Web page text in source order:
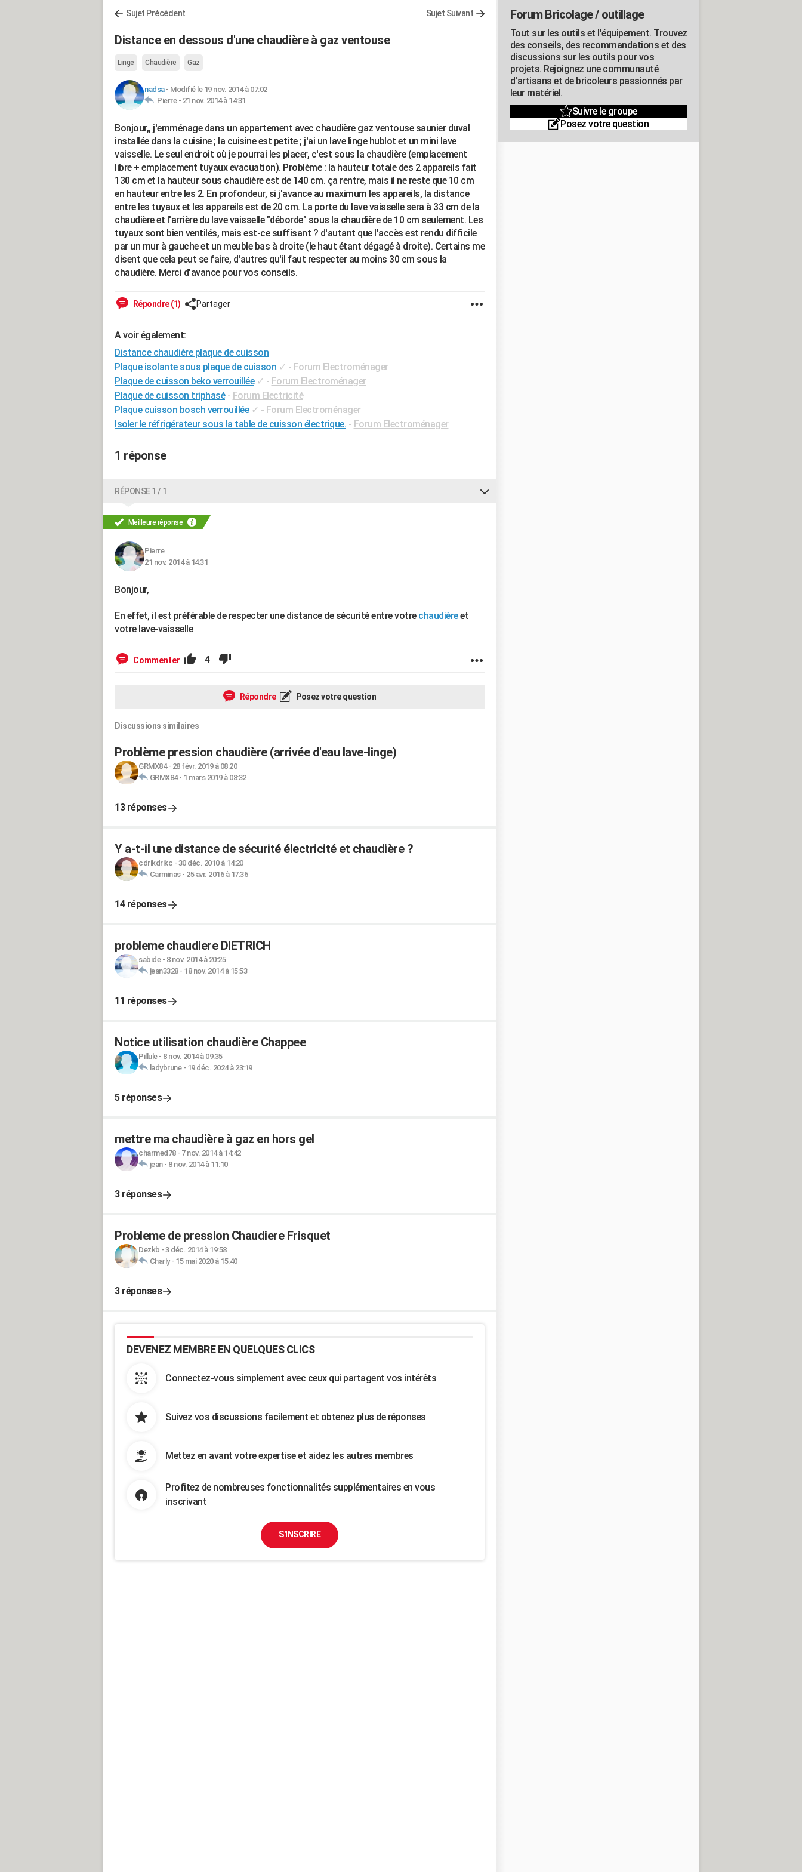
Sujet Précédent Sujet Suivant
Distance en dessous d'une chaudière à gaz ventouse
Linge Chaudière Gaz
nadsa- Modifié le 19 nov. 2014 à 07:02
Pierre - 21 nov. 2014 à 14:31
Bonjour,, j'emménage dans un appartement avec chaudière gaz ventouse saunier duval
installée dans la cuisine ; la cuisine est petite ; j'ai un lave linge hublot et un mini lave
vaisselle. Le seul endroit où je pourrai les placer, c'est sous la chaudière (emplacement
libre + emplacement tuyaux evacuation). Problème : la hauteur totale des 2 appareils fait
130 cm et la hauteur sous chaudière est de 140 cm. ça rentre, mais il ne reste que 10 cm
en hauteur entre les 2. En profondeur, si j'avance au maximum les appareils, la distance
entre les tuyaux et les appareils est de 20 cm. La porte du lave vaisselle sera à 33 cm de la
chaudière et l'arrière du lave vaisselle "déborde" sous la chaudière de 10 cm seulement. Les
tuyaux sont bien ventilés, mais est-ce suffisant ? d'autant que l'accès est rendu difficile
par un mur à gauche et un meuble bas à droite (le haut étant dégagé à droite). Certains me
disent que cela peut se faire, d'autres qu'il faut respecter au moins 30 cm sous la
chaudière. Merci d'avance pour vos conseils.
Répondre (1) Partager
A voir également:
Distance chaudière plaque de cuisson
Plaque isolante sous plaque de cuisson ✓ - Forum Electroménager
Plaque de cuisson beko verrouillée ✓ - Forum Electroménager
Plaque de cuisson triphasé - Forum Electricité
Plaque cuisson bosch verrouillée ✓ - Forum Electroménager
Isoler le réfrigérateur sous la table de cuisson électrique. - Forum Electroménager
1 réponse
RÉPONSE 1 / 1
Meilleure réponse
Pierre
21 nov. 2014 à 14:31
Bonjour,
En effet, il est préférable de respecter une distance de sécurité entre votre chaudièreet
votre lave-vaisselle
Commenter 4
Répondre Posez votre question
Discussions similaires
Problème pression chaudière (arrivée d'eau lave-linge)
GRMX84- 28 févr. 2019 à 08:20
GRMX84- 1 mars 2019 à 08:32
13 réponses
Y a-t-il une distance de sécurité électricité et chaudière ?
cdrikdrikc - 30 déc. 2010 à 14:20
Carminas- 25 avr. 2016 à 17:36
14 réponses
probleme chaudiere DIETRICH
sabide- 8 nov. 2014 à 20:25
jean3328- 18 nov. 2014 à 15:53
11 réponses
Notice utilisation chaudière Chappee
Pillule- 8 nov. 2014 à 09:35
ladybrune- 19 déc. 2024 à 23:19
5 réponses
mettre ma chaudière à gaz en hors gel
charmed78- 7 nov. 2014 à 14:42
jean- 8 nov. 2014 à 11:10
3 réponses
Probleme de pression Chaudiere Frisquet
Dezkb - 3 déc. 2014 à 19:58
Charly- 15 mai 2020 à 15:40
3 réponses
DEVENEZ MEMBRE EN QUELQUES CLICS
Connectez-vous simplement avec ceux qui partagent vos intérêts
Suivez vos discussions facilement et obtenez plus de réponses
Mettez en avant votre expertise et aidez les autres membres
Profitez de nombreuses fonctionnalités supplémentaires en vous
inscrivant
S'INSCRIRE
Forum Bricolage / outillage
Tout sur les outils et l'équipement. Trouvez
des conseils, des recommandations et des
discussions sur les outils pour vos
projets. Rejoignez une communauté
d'artisans et de bricoleurs passionnés par
leur matériel.
Suivre le groupe
Posez votre question